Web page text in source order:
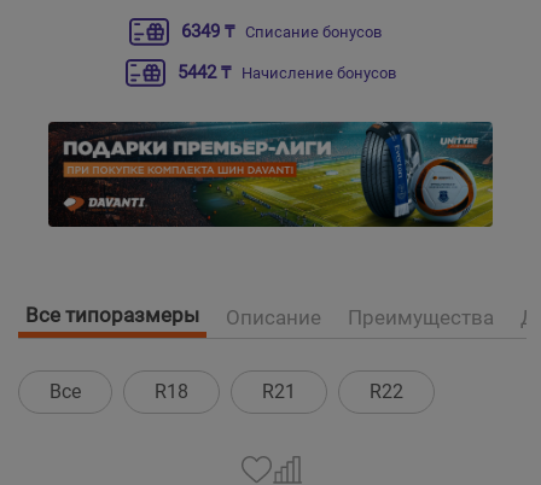
6349 ₸ Списание бонусов
5442 ₸ Начисление бонусов
Все типоразмеры Описание Преимущества
Все R18 R21 R22